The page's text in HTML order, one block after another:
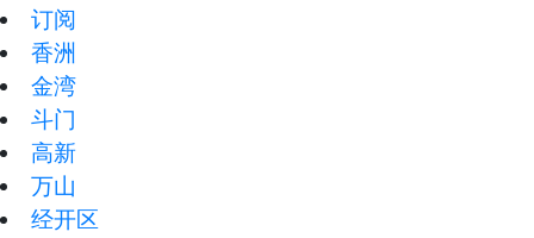
订阅
香洲
金湾
斗门
高新
万山
经开区